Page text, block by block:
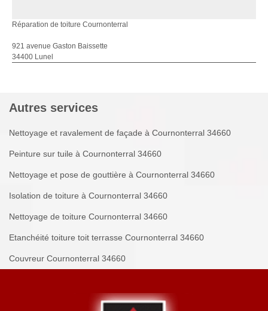
Réparation de toiture Cournonterral
921 avenue Gaston Baissette
34400 Lunel
Autres services
Nettoyage et ravalement de façade à Cournonterral 34660
Peinture sur tuile à Cournonterral 34660
Nettoyage et pose de gouttière à Cournonterral 34660
Isolation de toiture à Cournonterral 34660
Nettoyage de toiture Cournonterral 34660
Etanchéité toiture toit terrasse Cournonterral 34660
Couvreur Cournonterral 34660